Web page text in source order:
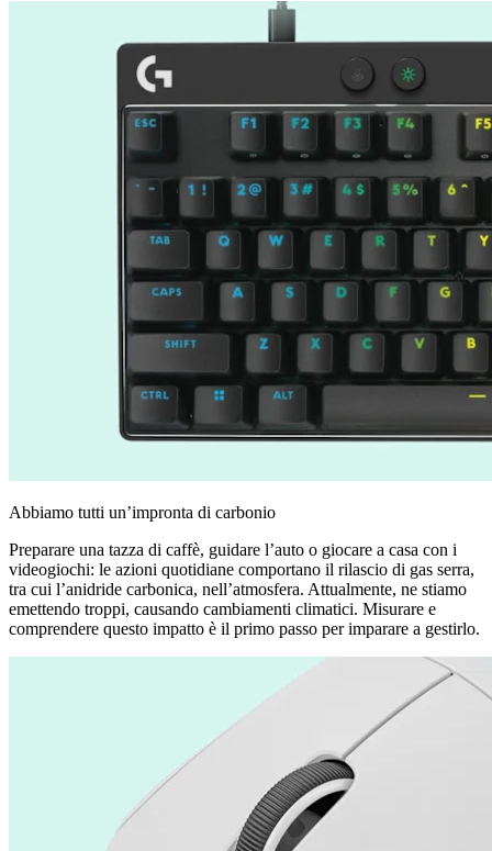
Abbiamo tutti un’impronta di carbonio
Preparare una tazza di caffè, guidare l’auto o giocare a casa con i
videogiochi: le azioni quotidiane comportano il rilascio di gas serra,
tra cui l’anidride carbonica, nell’atmosfera. Attualmente, ne stiamo
emettendo troppi, causando cambiamenti climatici. Misurare e
comprendere questo impatto è il primo passo per imparare a gestirlo.